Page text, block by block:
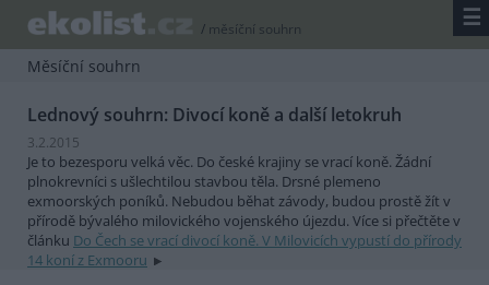
/ měsíční souhrn ☰
Měsíční souhrn
Lednový souhrn: Divocí koně a další letokruh
3.2.2015
Je to bezesporu velká věc. Do české krajiny se vrací koně. Žádní
plnokrevníci s ušlechtilou stavbou těla. Drsné plemeno
exmoorských poníků. Nebudou běhat závody, budou prostě žít v
přírodě bývalého milovického vojenského újezdu. Více si přečtěte v
článku Do Čech se vrací divocí koně. V Milovicích vypustí do přírody
14 koní z Exmooru